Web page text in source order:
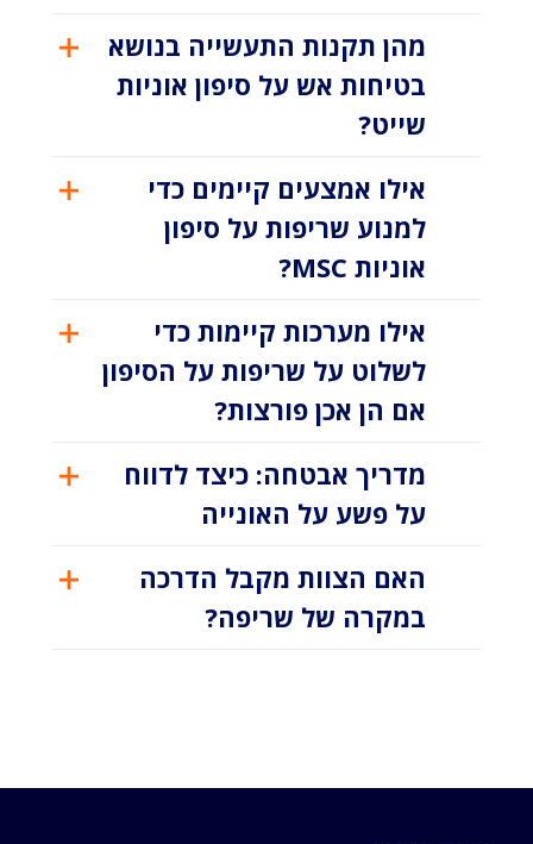
מהן תקנות התעשייה בנושא
בטיחות אש על סיפון אוניות
שייט?
אילו אמצעים קיימים כדי
למנוע שריפות על סיפון
אוניות MSC?
אילו מערכות קיימות כדי
לשלוט על שריפות על הסיפון
אם הן אכן פורצות?
מדריך אבטחה: כיצד לדווח
על פשע על האונייה
האם הצוות מקבל הדרכה
במקרה של שריפה?